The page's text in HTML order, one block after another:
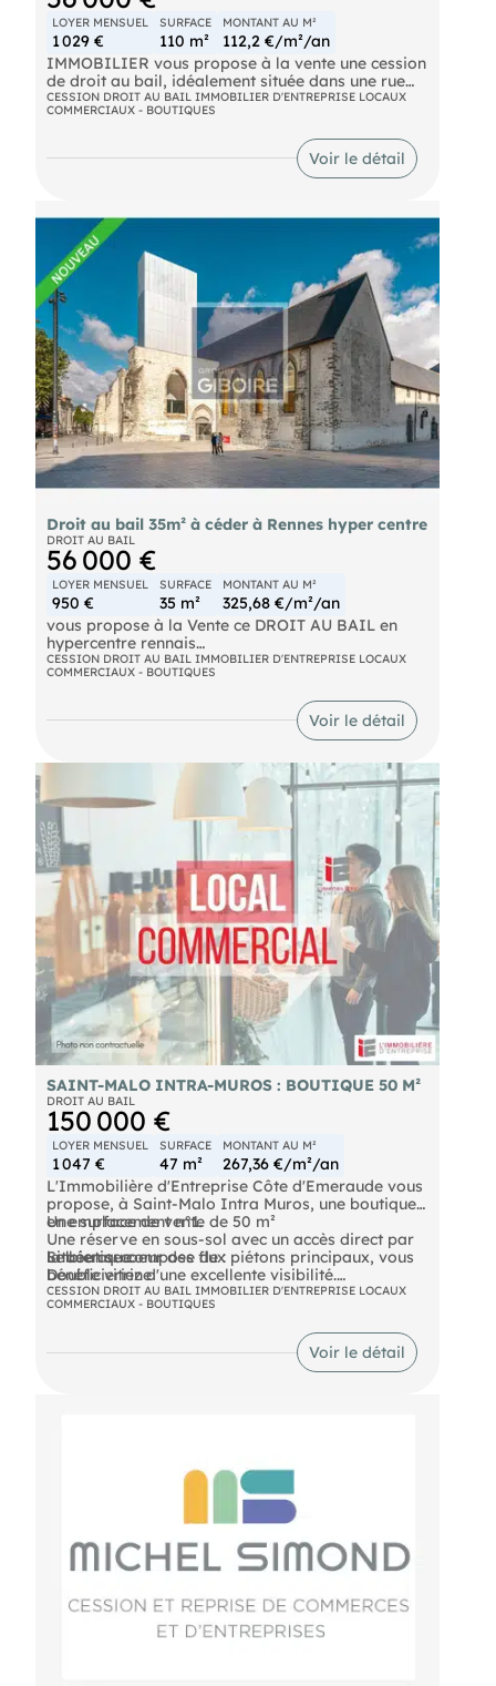
LOYER MENSUEL
1 029 €
SURFACE
110 m²
MONTANT AU M²
112,2 €/m²/an
IMMOBILIER vous propose à la vente une cession
de droit au bail, idéalement située dans une rue
passante et commerçante du secteur de Saint-
Servan à Saint-Malo. Ce local bénéficie d'un
emplacement stratégique offrant une excellente
visibilité et un flux régulier de clientèle. Les locaux
disposent d'une surface de vente agréable,
conditions. Ils comprennent également un arrière-
magasin offrant un espace de stockage et
d'organisation complémentaire. L'ensemble
développe une surface totale d'environ 110 m²,
offrant de beaux volumes et de nombreuses
possibilités d'aménagement selon le projet du
futur exploitant. Le loyer mensuel s'élève à 1 029 €
HT. Conditions de la cession : nous consulter.
CESSION DROIT AU BAIL IMMOBILIER D'ENTREPRISE LOCAUX
COMMERCIAUX - BOUTIQUES
Voir le détail
Droit au bail 35m² à céder à Rennes hyper centre
DROIT AU BAIL
56 000 €
LOYER MENSUEL
950 €
SURFACE
35 m²
MONTANT AU M²
325,68 €/m²/an
vous propose à la Vente ce DROIT AU BAIL en
hypercentre rennais
Découvrez cette opportunité commerciale
À deux pas de la place des Lices et du métro
d'une belle visibilité et d'un emplacement
stratégique en angle.
Complété par une cave en sous-sol, ce droit au
bail allie praticité et potentiel pour votre activité.
Un cadre dynamique pour développer votre projet
dans l'un des quartiers les plus animés de la ville.
CESSION DROIT AU BAIL IMMOBILIER D'ENTREPRISE LOCAUX
COMMERCIAUX - BOUTIQUES
Voir le détail
SAINT-MALO INTRA-MUROS : BOUTIQUE 50 M²
DROIT AU BAIL
150 000 €
LOYER MENSUEL
1 047 €
SURFACE
47 m²
MONTANT AU M²
267,36 €/m²/an
L'Immobilière d'Entreprise Côte d'Emeraude vous
propose, à Saint-Malo Intra Muros, une boutique
en emplacement n°1.
Le bien se compose de :
Une surface de vente de 50 m²
Une réserve en sous-sol avec un accès direct par
la boutique
Double vitrine
Située au coeur des flux piétons principaux, vous
bénéficieriez d'une excellente visibilité.
DPE En cours
CESSION DROIT AU BAIL IMMOBILIER D'ENTREPRISE LOCAUX
COMMERCIAUX - BOUTIQUES
Voir le détail